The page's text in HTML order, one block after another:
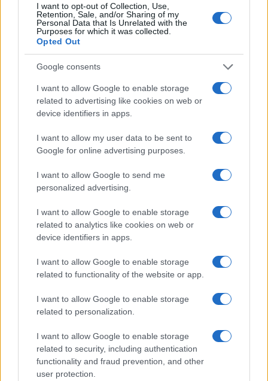
I want to opt-out of Collection, Use,
Retention, Sale, and/or Sharing of my
Personal Data that Is Unrelated with the
Purposes for which it was collected.
Opted Out
Google consents
I want to allow Google to enable storage
related to advertising like cookies on web or
device identifiers in apps.
I want to allow my user data to be sent to
Google for online advertising purposes.
I want to allow Google to send me
personalized advertising.
I want to allow Google to enable storage
related to analytics like cookies on web or
device identifiers in apps.
I want to allow Google to enable storage
related to functionality of the website or app.
I want to allow Google to enable storage
related to personalization.
I want to allow Google to enable storage
related to security, including authentication
functionality and fraud prevention, and other
user protection.
esenciales. Wendy parece estar muy consciente de
esto, y su enfoque en nuevos proyectos no solo
refleja una mentalidad de crecimiento, sino también
una preparación para lo que se viene. Quizás en
algún momento sus planes de maternidad se
alineen con su carrera, pero por ahora, está
disfrutando de la libertad que le ofrece su situación
actual.
Lecciones para reflexionar